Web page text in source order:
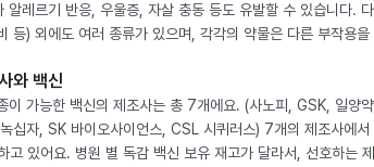
알레르기 반응, 우울증, 자살 충동 등도 유발할 수 있습니다.
등) 외에도 여러 종류가 있으며, 각각의 약물은 다른 부작용을
와 백신
이 가능한 백신의 제조사는 총 7개에요. (사노피, GSK, 일양
십자, SK 바이오사이언스, CSL 시퀴러스) 7개의 제조사에서
고 있어요. 병원 별 독감 백신 보유 재고가 달라서, 선호하는